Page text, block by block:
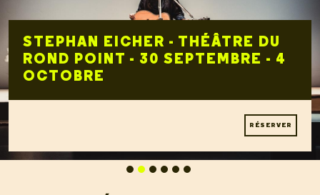
STEPHAN EICHER - THÉÂTRE DU
ROND POINT - 30 SEPTEMBRE - 4
OCTOBRE
RÉSERVER